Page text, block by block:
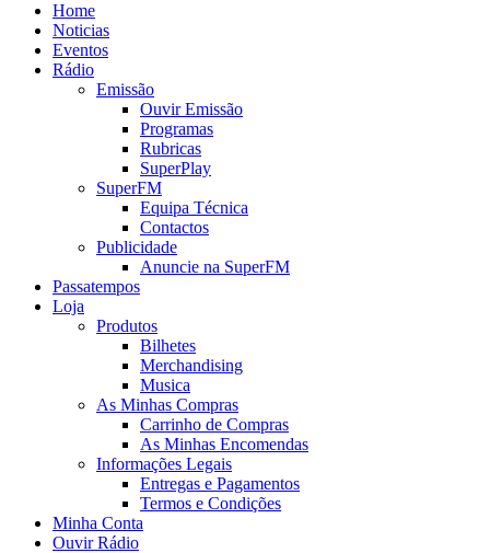
Home
Noticias
Eventos
Rádio
Emissão
Ouvir Emissão
Programas
Rubricas
SuperPlay
SuperFM
Equipa Técnica
Contactos
Publicidade
Anuncie na SuperFM
Passatempos
Loja
Produtos
Bilhetes
Merchandising
Musica
As Minhas Compras
Carrinho de Compras
As Minhas Encomendas
Informações Legais
Entregas e Pagamentos
Termos e Condições
Minha Conta
Ouvir Rádio